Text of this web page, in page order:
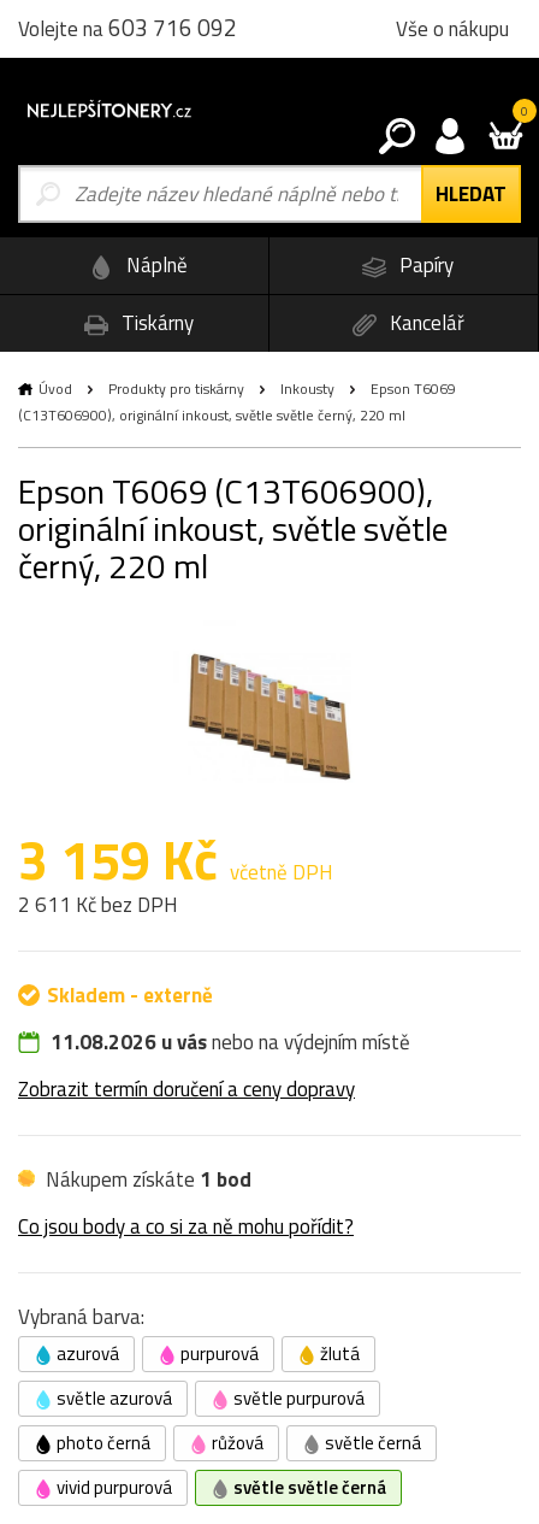
Volejte na603 716 092 Vše o nákupu
0
Náplně
Papíry
Tiskárny
Kancelář
Úvod Produkty pro tiskárny Inkousty
Epson T6069
(C13T606900), originální inkoust, světle světle černý, 220 ml
Epson T6069 (C13T606900),
originální inkoust, světle světle
černý, 220 ml
3 159 Kč včetně DPH
2 611 Kč bez DPH
Skladem - externě
11.08.2026 u vásnebo na výdejním místě
Zobrazit termín doručení a ceny dopravy
Nákupem získáte 1 bod
Co jsou body a co si za ně mohu pořídit?
Vybraná barva:
azurová purpurová
žlutá
světle azurová
světle purpurová
photo černá
růžová
světle černá
vivid purpurová
světle světle černá